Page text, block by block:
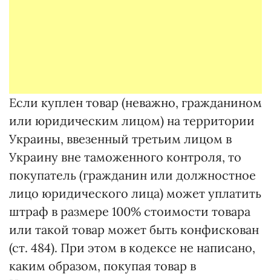
Если куплен товар (неважно, гражданином
или юридическим лицом) на территории
Украины, ввезенный третьим лицом в
Украину вне таможенного контроля, то
покупатель (гражданин или должностное
лицо юридического лица) может уплатить
штраф в размере 100% стоимости товара
или такой товар может быть конфискован
(ст. 484). При этом в кодексе не написано,
каким образом, покупая товар в